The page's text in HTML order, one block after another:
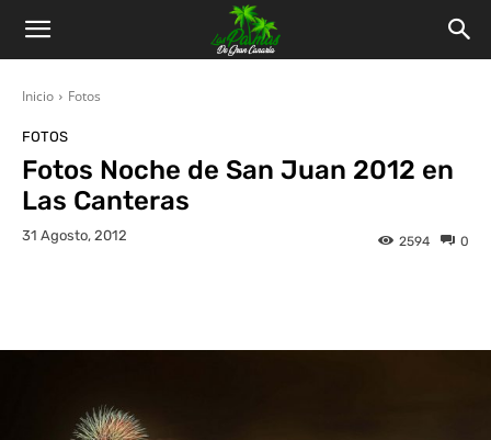
Inicio Fotos
FOTOS
Fotos Noche de San Juan 2012 en
Las Canteras
31 Agosto, 2012 0
2594